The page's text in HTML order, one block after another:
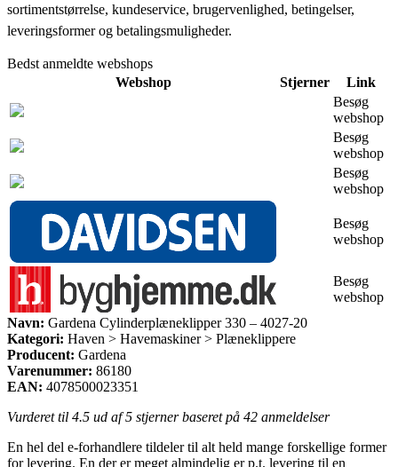
sortimentstørrelse, kundeservice, brugervenlighed, betingelser,
leveringsformer og betalingsmuligheder.
Bedst anmeldte webshops
Webshop
Stjerner
Link
Besøg
webshop
Besøg
webshop
Besøg
webshop
Besøg
webshop
Besøg
webshop
Navn: Gardena Cylinderplæneklipper 330 – 4027-20
Kategori: Haven > Havemaskiner > Plæneklippere
Producent: Gardena
Varenummer: 86180
EAN: 4078500023351
Vurderet til 4.5 ud af 5 stjerner baseret på 42 anmeldelser
En hel del e-forhandlere tildeler til alt held mange forskellige former
for levering. En der er meget almindelig er p.t. levering til en